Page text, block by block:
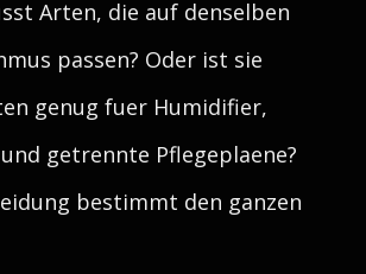
Arten, die auf denselben
passen? Oder ist sie
genug fuer Humidifier,
getrennte Pflegeplaene?
bestimmt den ganzen